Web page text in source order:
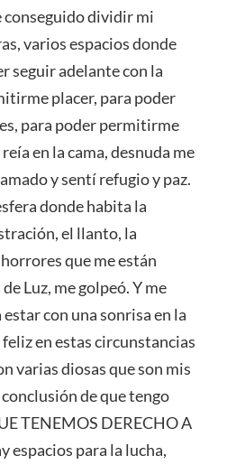
conseguido dividir mi
varios espacios donde
seguir adelante con la
placer, para poder
para poder permitirme
en la cama, desnuda me
y sentí refugio y paz.
donde habita la
el llanto, la
que me están
Luz, me golpeó. Y me
con una sonrisa en la
en estas circunstancias
varias diosas que son mis
de que tengo
TENEMOS DERECHO A
espacios para la lucha,